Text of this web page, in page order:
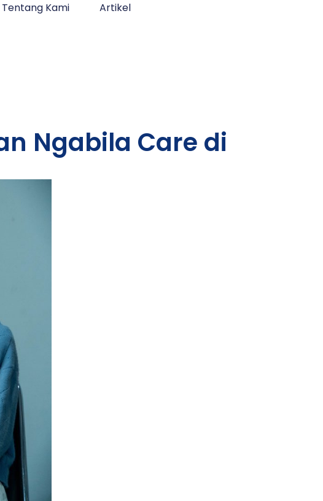
Tentang Kami Artikel
Ngabila Care di